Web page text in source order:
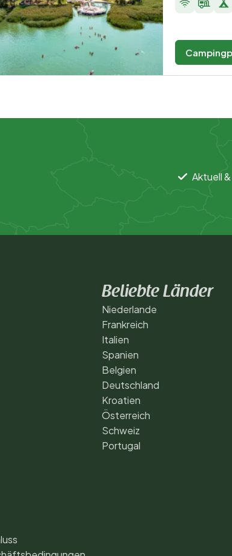
Aktuell
Beliebte Länder
Niederlande
Frankreich
Italien
Spanien
Belgien
Deutschland
Kroatien
Österreich
Schweiz
Portugal